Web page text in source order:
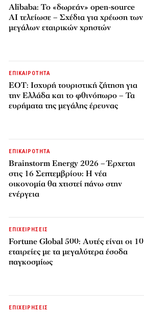
Alibaba: Το «δωρεάν» open-source
AI τελείωσε – Σχέδια για χρέωση των
μεγάλων εταιρικών χρηστών
ΕΠΙΚΑΙΡΟΤΗΤΑ
ΕΟΤ: Ισχυρή τουριστική ζήτηση για
την Ελλάδα και το φθινόπωρο – Τα
ευρήματα της μεγάλης έρευνας
ΕΠΙΚΑΙΡΟΤΗΤΑ
Brainstorm Energy 2026 – Έρχεται
στις 16 Σεπτεμβρίου: Η νέα
οικονομία θα χτιστεί πάνω στην
ενέργεια
ΕΠΙΧΕΙΡΗΣΕΙΣ
Fortune Global 500: Αυτές είναι οι 10
εταιρείες με τα μεγαλύτερα έσοδα
παγκοσμίως
ΕΠΙΧΕΙΡΗΣΕΙΣ